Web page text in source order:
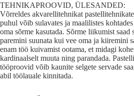
TEHNIKAPROOVID, ÜLESANDED:
Võrreldes akvarellitehnikat
puhul võib sulavates ja maalilistes
oma sõrme kasutada. Sõrme liikumist saad
paremini suunata kui vee oma ja kiiremini
enam töö kuivamist ootama, et midagi
kardinaalselt muuta ning parandada.
tööproovid võib kaunite selgete servade
abil töölauale kinnitada.